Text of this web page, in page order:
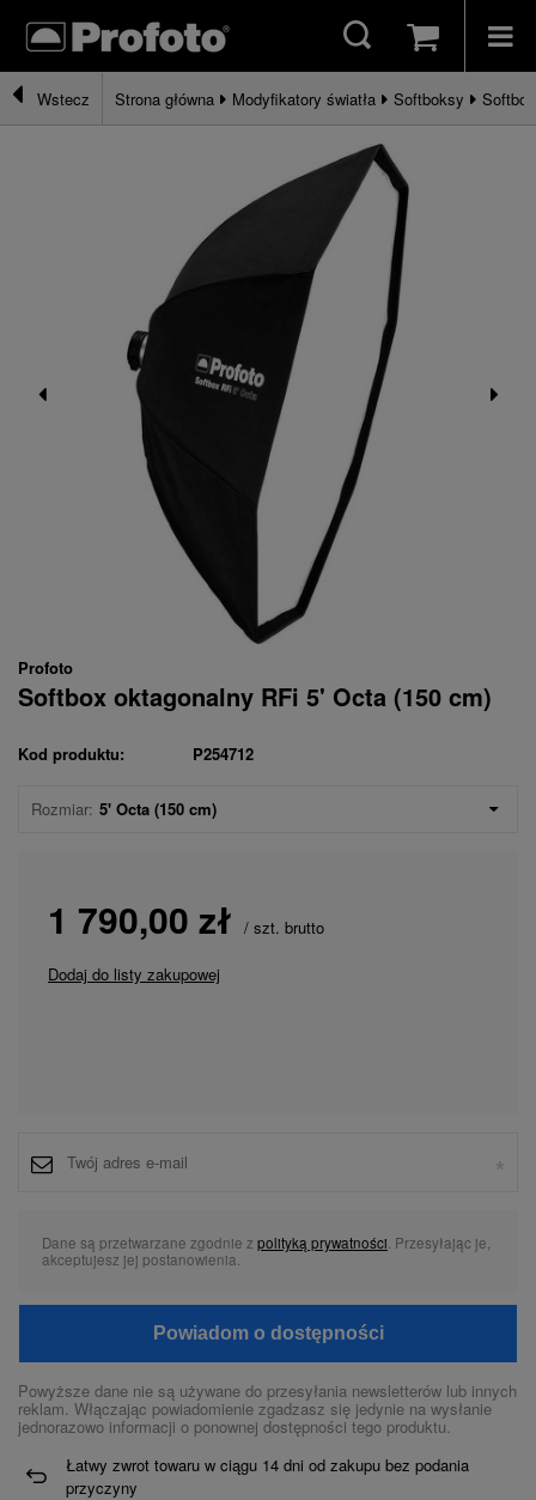
Wstecz Strona główna Modyfikatory światła Softboksy
Profoto
Softbox oktagonalny RFi 5' Octa (150 cm)
Kod produktu: P254712
Rozmiar: 5' Octa (150 cm)
1 790,00 zł / szt. brutto
Dodaj do listy zakupowej
Dane są przetwarzane zgodnie z polityką prywatności . Przesyłając je,
akceptujesz jej postanowienia.
Powiadom o dostępności
Powyższe dane nie są używane do przesyłania newsletterów lub innych
reklam. Włączając powiadomienie zgadzasz się jedynie na wysłanie
jednorazowo informacji o ponownej dostępności tego produktu.
Łatwy zwrot towaru w ciągu 14 dni od zakupu bez podania
przyczyny